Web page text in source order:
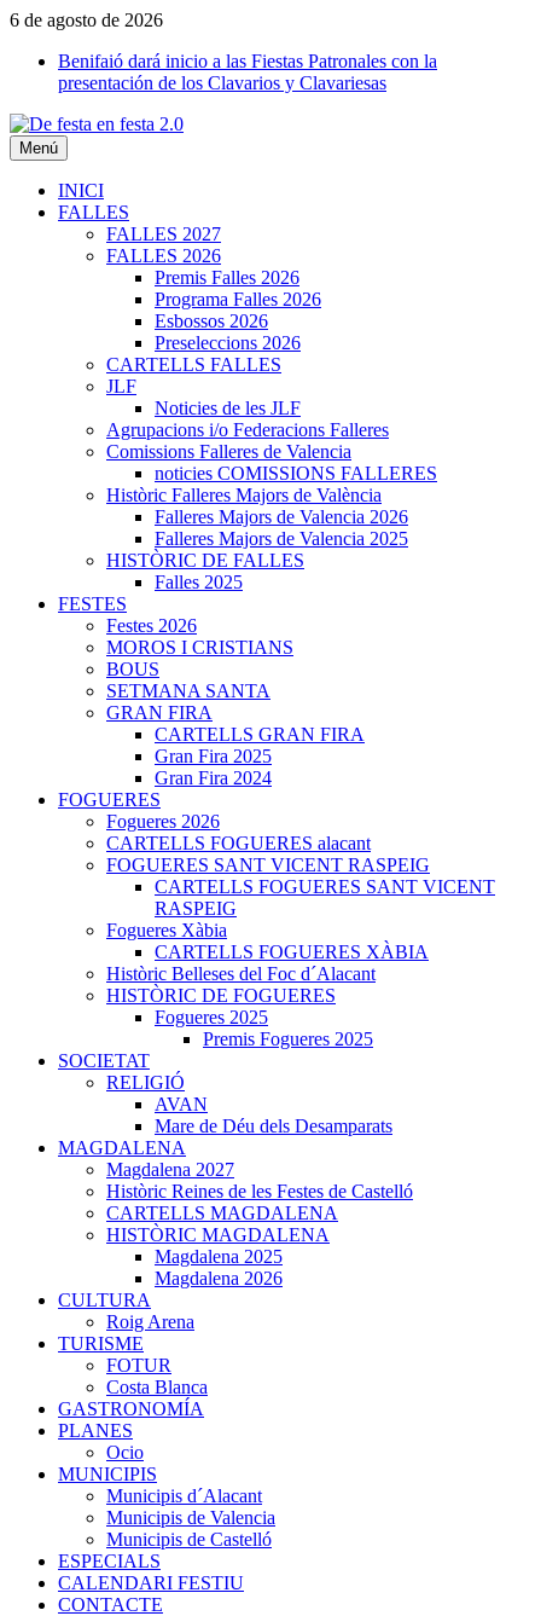
Saltar
contenido
6 de agosto de 2026
Benifaió dará inicio a las Fiestas Patronales con la
presentación de los Clavarios y Clavariesas
De festa en festa 2.0
Menú
INICI
FALLES
FALLES 2027
FALLES 2026
Premis Falles 2026
Programa Falles 2026
Esbossos 2026
Preseleccions 2026
CARTELLS FALLES
JLF
Noticies de les JLF
Agrupacions i/o Federacions Falleres
Comissions Falleres de Valencia
noticies COMISSIONS FALLERES
Històric Falleres Majors de València
Falleres Majors de Valencia 2026
Falleres Majors de Valencia 2025
HISTÒRIC DE FALLES
Falles 2025
FESTES
Festes 2026
MOROS I CRISTIANS
BOUS
SETMANA SANTA
GRAN FIRA
CARTELLS GRAN FIRA
Gran Fira 2025
Gran Fira 2024
FOGUERES
Fogueres 2026
CARTELLS FOGUERES alacant
FOGUERES SANT VICENT RASPEIG
CARTELLS FOGUERES SANT VICENT
RASPEIG
Fogueres Xàbia
CARTELLS FOGUERES XÀBIA
Històric Belleses del Foc d´Alacant
HISTÒRIC DE FOGUERES
Fogueres 2025
Premis Fogueres 2025
SOCIETAT
RELIGIÓ
AVAN
Mare de Déu dels Desamparats
MAGDALENA
Magdalena 2027
Històric Reines de les Festes de Castelló
CARTELLS MAGDALENA
HISTÒRIC MAGDALENA
Magdalena 2025
Magdalena 2026
CULTURA
Roig Arena
TURISME
FOTUR
Costa Blanca
GASTRONOMÍA
PLANES
Ocio
MUNICIPIS
Municipis d´Alacant
Municipis de Valencia
Municipis de Castelló
ESPECIALS
CALENDARI FESTIU
CONTACTE